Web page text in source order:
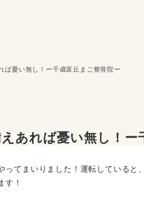
ば憂い無し！ー千歳富丘まご整骨院ー
あれば憂い無し！ー
ってまいりました！運転している
す！